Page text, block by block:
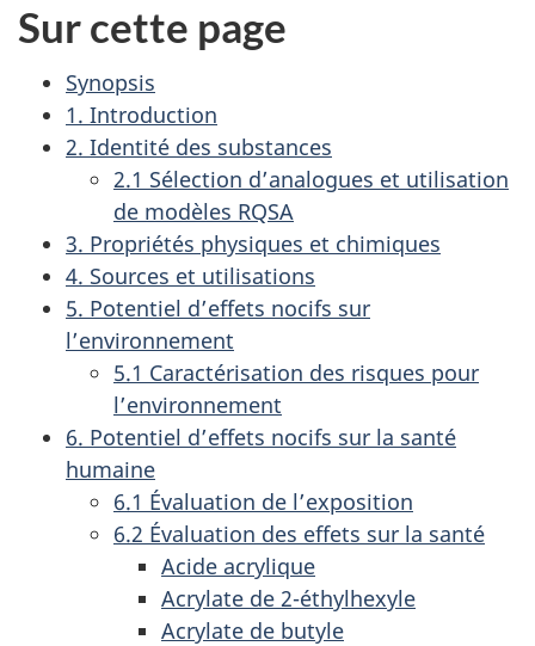
Sur cette page
Synopsis
1. Introduction
2. Identité des substances
2.1 Sélection d’analogues et utilisation
de modèles RQSA
3. Propriétés physiques et chimiques
4. Sources et utilisations
5. Potentiel d’effets nocifs sur
l’environnement
5.1 Caractérisation des risques pour
l’environnement
6. Potentiel d’effets nocifs sur la santé
humaine
6.1 Évaluation de l’exposition
6.2 Évaluation des effets sur la santé
Acide acrylique
Acrylate de 2-éthylhexyle
Acrylate de butyle